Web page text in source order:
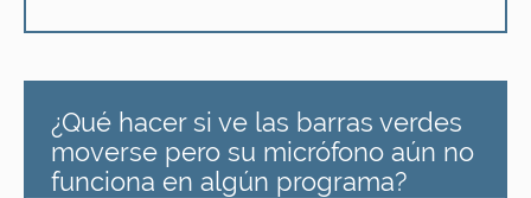
¿Qué hacer si ve las barras verdes
moverse pero su micrófono aún no
funciona en algún programa?